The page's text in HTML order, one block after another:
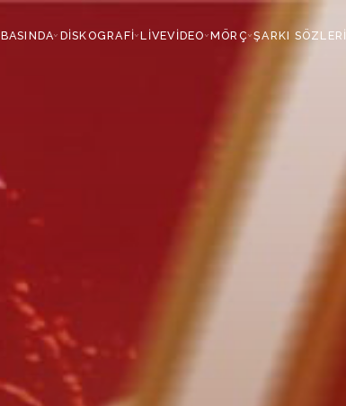
BASINDA›DİSKOGRAFİ›LİVEVİDEO›MÖRÇ›ŞARKI SÖZLERİ